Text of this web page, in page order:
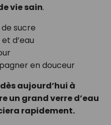
vie sain.
sucre
d’eau
en douceur
aujourd’hui à
un grand verre d’eau
rapidement.